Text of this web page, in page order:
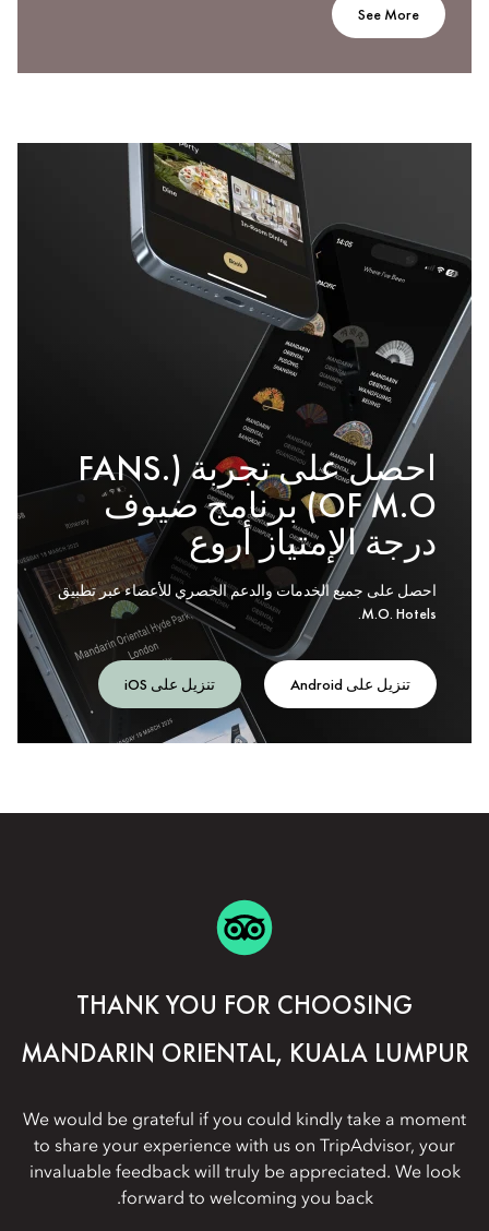
See More
احصل على تجربة (.FANS
OF M.O) برنامج ضيوف
درجة الإمتياز أروع
احصل على جميع الخدمات والدعم الحصري للأعضاء عبر تطبيق
M.O. Hotels.
تنزيل على Android تنزيل على iOS
THANK YOU FOR CHOOSING
MANDARIN ORIENTAL, KUALA LUMPUR
We would be grateful if you could kindly take a moment
to share your experience with us on TripAdvisor, your
invaluable feedback will truly be appreciated. We look
forward to welcoming you back.